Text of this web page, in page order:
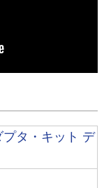
タ・キット デ